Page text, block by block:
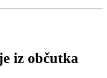
iz občutka